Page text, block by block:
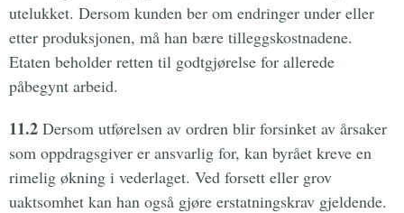
utelukket. Dersom kunden ber om endringer under eller
etter produksjonen, må han bære tilleggskostnadene.
Etaten beholder retten til godtgjørelse for allerede
påbegynt arbeid.
11.2 Dersom utførelsen av ordren blir forsinket av årsaker
som oppdragsgiver er ansvarlig for, kan byrået kreve en
rimelig økning i vederlaget. Ved forsett eller grov
uaktsomhet kan han også gjøre erstatningskrav gjeldende.